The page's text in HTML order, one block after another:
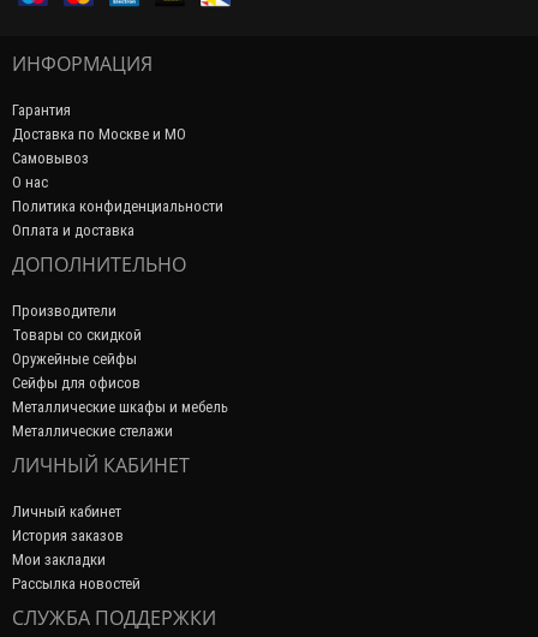
ИНФОРМАЦИЯ
Гарантия
Доставка по Москве и МО
Самовывоз
О нас
Политика конфиденциальности
Оплата и доставка
ДОПОЛНИТЕЛЬНО
Производители
Товары со скидкой
Оружейные сейфы
Сейфы для офисов
Металлические шкафы и мебель
Металлические стелажи
ЛИЧНЫЙ КАБИНЕТ
Личный кабинет
История заказов
Мои закладки
Рассылка новостей
СЛУЖБА ПОДДЕРЖКИ